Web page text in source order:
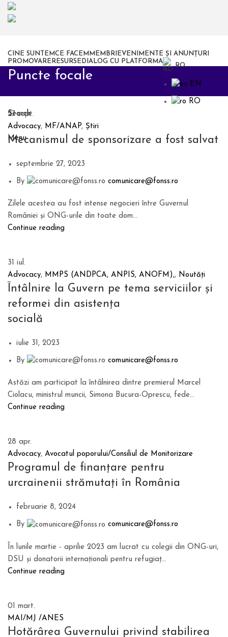
CINE SUNTEMCE FACEM MEMBRI EVENIMENTE ȘI ANUNȚURI
PROMOVARE RESURSE DIALOG CU PLATFORMA
RO
EN
RO
Search
Menu
Puncte focale
27sept.
Advocacy, MF/ANAP, Știri
Mecanismul de sponsorizare a fost salvat
septembrie 27, 2023
By comunicare@fonss.ro
Zilele acestea au fost intense negocieri între Guvernul
României și ONG-urile din toate dom...
Continue reading
31 iul.
Advocacy, MMPS (ANDPCA, ANPIS, ANOFM),, Noutăți
Întâlnire la Guvern pe tema serviciilor și
reformei din asistența
socială
iulie 31, 2023
By comunicare@fonss.ro
Astăzi am participat la întâlnirea dintre premierul Marcel
Ciolacu, ministrul muncii, Simona Bucura-Oprescu, fede...
Continue reading
28 apr.
Advocacy, Avocatul poporului/Consiliul de Monitorizare
Programul de finanțare pentru
urcrainenii strămutați în România
februarie 8, 2024
By comunicare@fonss.ro
În lunile martie - aprilie 2023 am lucrat cu colegii din ONG-uri,
DSU și donatorii internaționali pentru refugiaț...
Continue reading
01 mart.
MAI/MJ /ANES
Hotărârea Guvernului privind stabilirea